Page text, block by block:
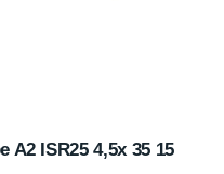
A2 ISR25 4,5x 35 15